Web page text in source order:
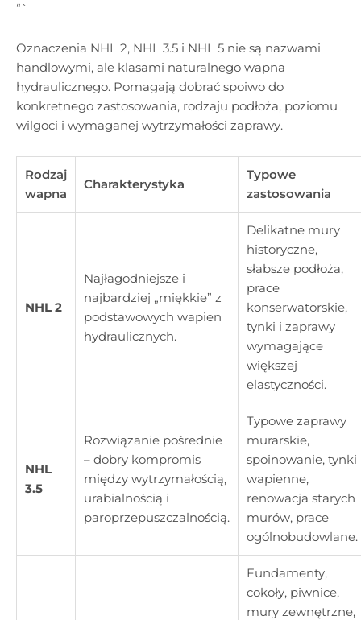
“`
Oznaczenia NHL 2, NHL 3.5 i NHL 5 nie są nazwami
handlowymi, ale klasami naturalnego wapna
hydraulicznego. Pomagają dobrać spoiwo do
konkretnego zastosowania, rodzaju podłoża, poziomu
wilgoci i wymaganej wytrzymałości zaprawy.
Rodzaj
wapna
Charakterystyka
Typowe
zastosowania
NHL 2
Najłagodniejsze i
najbardziej „miękkie” z
podstawowych wapien
hydraulicznych.
Delikatne mury
historyczne,
słabsze podłoża,
prace
konserwatorskie,
tynki i zaprawy
wymagające
większej
elastyczności.
NHL
3.5
Rozwiązanie pośrednie
– dobry kompromis
między wytrzymałością,
urabialnością i
paroprzepuszczalnością.
Typowe zaprawy
murarskie,
spoinowanie, tynki
wapienne,
renowacja starych
murów, prace
ogólnobudowlane.
Fundamenty,
cokoły, piwnice,
mury zewnętrzne,